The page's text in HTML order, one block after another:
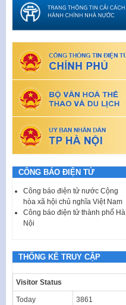
CÔNG BÁO ĐIỆN TỬ
Công báo điện tử nước Cộng
hòa xã hội chủ nghĩa Việt Nam
Công báo điện tử thành phố Hà
Nội
THỐNG KÊ TRUY CẬP
Visitor Status
Today 3861